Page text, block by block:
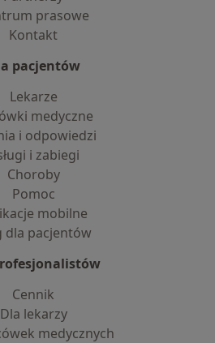
prasowe
Kontakt
pacjentów
Lekarze
medyczne
i odpowiedzi
i zabiegi
Choroby
Pomoc
mobilne
dla pacjentów
Cennik
Dla lekarzy
medycznych